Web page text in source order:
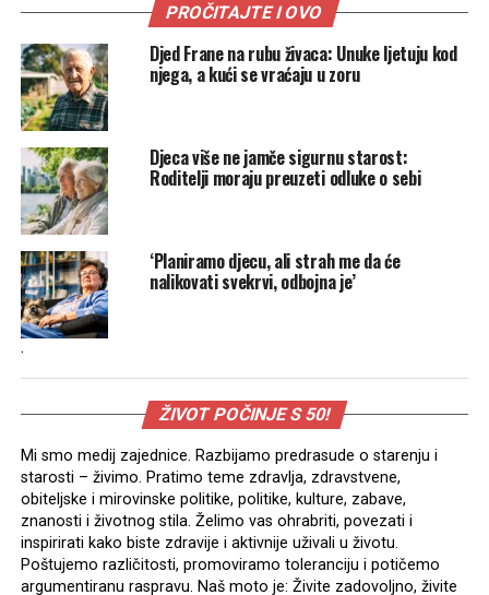
PROČITAJTE I OVO
Djed Frane na rubu živaca: Unuke ljetuju kod
njega, a kući se vraćaju u zoru
Djeca više ne jamče sigurnu starost:
Roditelji moraju preuzeti odluke o sebi
‘Planiramo djecu, ali strah me da će
nalikovati svekrvi, odbojna je’
.
ŽIVOT POČINJE S 50!
Mi smo medij zajednice. Razbijamo predrasude o starenju i
starosti – živimo. Pratimo teme zdravlja, zdravstvene,
obiteljske i mirovinske politike, politike, kulture, zabave,
znanosti i životnog stila. Želimo vas ohrabriti, povezati i
inspirirati kako biste zdravije i aktivnije uživali u životu.
Poštujemo različitosti, promoviramo toleranciju i potičemo
argumentiranu raspravu. Naš moto je: Živite zadovoljno, živite